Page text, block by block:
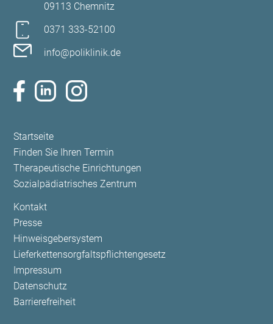
09113 Chemnitz
0371 333-52100
info@poliklinik.de
Navigation
überspringen
Startseite
Finden Sie Ihren Termin
Therapeutische Einrichtungen
Sozialpädiatrisches Zentrum
Navigation
überspringen
Kontakt
Presse
Hinweisgebersystem
Lieferkettensorgfaltspflichtengesetz
Impressum
Datenschutz
Barrierefreiheit